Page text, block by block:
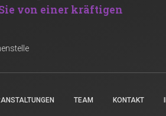
von einer kräftigen
TEAM KONTAKT